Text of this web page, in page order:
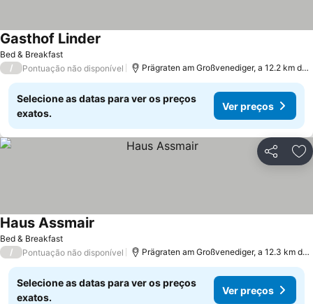
Bed & Breakfast
Gasthof Linder
/ Pontuação não disponível Prägraten am Großvenediger, a 12.2 km de St. Jakob im Defereggental
Selecione as datas para ver os preços
exatos.
Ver preços
Partilhar
Bed & Breakfast
Haus Assmair
/ Pontuação não disponível Prägraten am Großvenediger, a 12.3 km de St. Jakob im Defereggental
Selecione as datas para ver os preços
exatos.
Ver preços